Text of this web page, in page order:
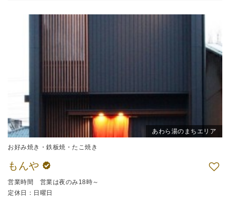
あわら湯のまちエリア
お好み焼き・鉄板焼・たこ焼き
もんや
営業時間 営業は夜のみ18時～
定休日：日曜日